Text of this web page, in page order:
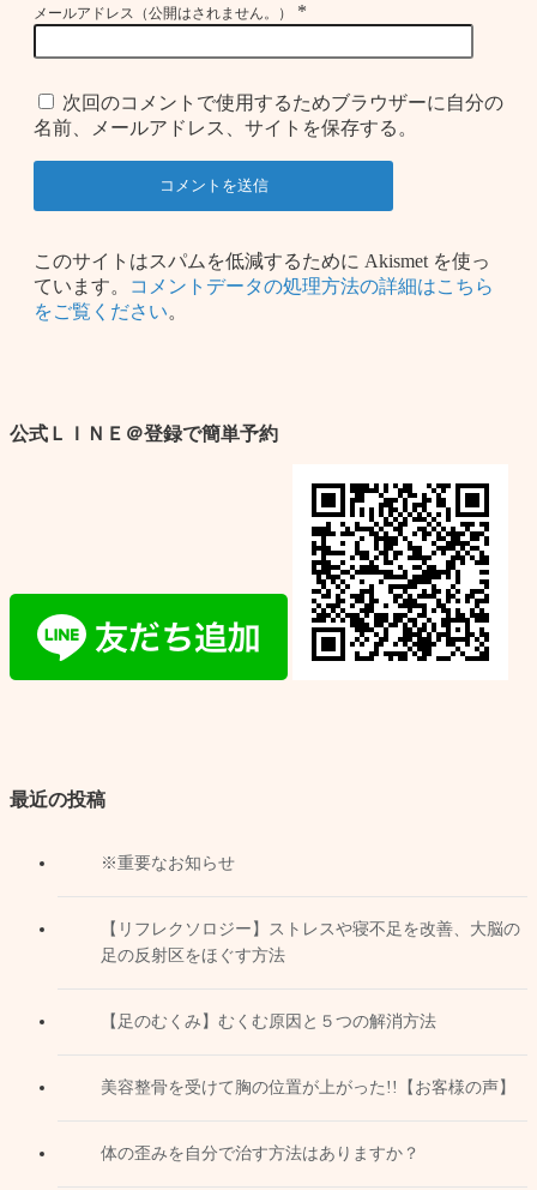
メールアドレス（公開はされません。） *
次回のコメントで使用するためブラウザーに自分の
名前、メールアドレス、サイトを保存する。
このサイトはスパムを低減するために Akismet を使っ
ています。
コメントデータの処理方法の詳細はこちら
をご覧ください。
公式ＬＩＮＥ＠登録で簡単予約
最近の投稿
※重要なお知らせ
【リフレクソロジー】ストレスや寝不足を改善、大脳の
足の反射区をほぐす方法
【足のむくみ】むくむ原因と５つの解消方法
美容整骨を受けて胸の位置が上がった!!【お客様の声】
体の歪みを自分で治す方法はありますか？